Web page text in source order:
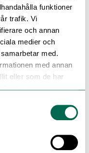
funktioner
trafik. Vi
och annan
medier och
med.
med annan
eller som de har